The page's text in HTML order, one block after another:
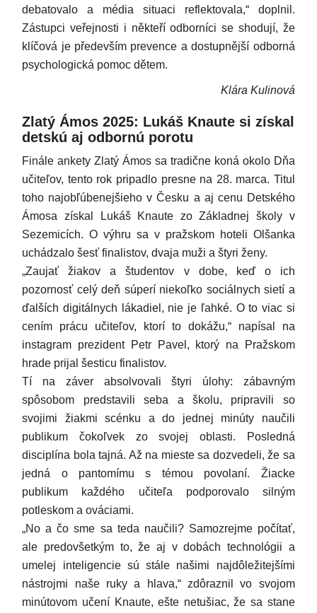
debatovalo a média situaci reflektovala,“ doplnil.
Zástupci veřejnosti i někteří odborníci se shodují, že
klíčová je především prevence a dostupnější odborná
psychologická pomoc dětem.
Klára Kulinová
Zlatý Ámos 2025: Lukáš Knaute si získal
detskú aj odbornú porotu
Finále ankety Zlatý Ámos sa tradične koná okolo Dňa
učiteľov, tento rok pripadlo presne na 28. marca. Titul
toho najobľúbenejšieho v Česku a aj cenu Detského
Ámosa získal Lukáš Knaute zo Základnej školy v
Sezemicích. O výhru sa v pražskom hoteli Olšanka
uchádzalo šesť finalistov, dvaja muži a štyri ženy.
„Zaujať žiakov a študentov v dobe, keď o ich
pozornosť celý deň súperí niekoľko sociálnych sietí a
ďalších digitálnych lákadiel, nie je ľahké. O to viac si
cením prácu učiteľov, ktorí to dokážu,“ napísal na
instagram prezident Petr Pavel, ktorý na Pražskom
hrade prijal šesticu finalistov.
Tí na záver absolvovali štyri úlohy: zábavným
spôsobom predstavili seba a školu, pripravili so
svojimi žiakmi scénku a do jednej minúty naučili
publikum čokoľvek zo svojej oblasti. Posledná
disciplína bola tajná. Až na mieste sa dozvedeli, že sa
jedná o pantomímu s témou povolaní. Žiacke
publikum každého učiteľa podporovalo silným
potleskom a ováciami.
„No a čo sme sa teda naučili? Samozrejme počítať,
ale predovšetkým to, že aj v dobách technológii a
umelej inteligencie sú stále našimi najdôležitejšími
nástrojmi naše ruky a hlava,“ zdôraznil vo svojom
minútovom učení Knaute, ešte netušiac, že sa stane